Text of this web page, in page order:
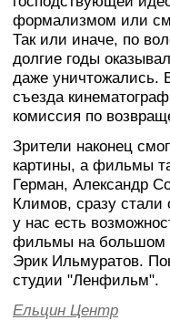
формализмом или
Так или иначе, по
долгие годы
даже уничтожались.
съезда
комиссия по
Зрители наконец
картины, а фильмы
Герман, Александр
Климов, сразу стали
у нас есть
фильмы на большом
Эрик Ильмуратов.
студии "Ленфильм".
Ельцин Центр